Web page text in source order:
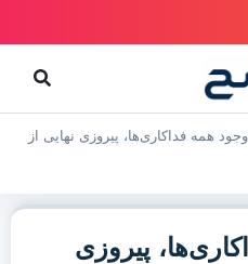
همه فداکاری‌ها، پیروزی نهایی از
پیروزی